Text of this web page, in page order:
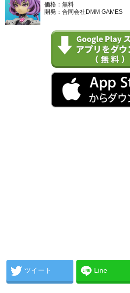
価格：無料
開発：合同会社DMM GAMES
ツイート Line